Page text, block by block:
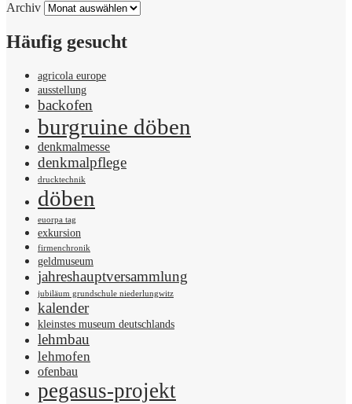
Archiv
Häufig gesucht
agricola europe
ausstellung
backofen
burgruine döben
denkmalmesse
denkmalpflege
drucktechnik
döben
euorpa tag
exkursion
firmenchronik
geldmuseum
jahreshauptversammlung
jubiläum grundschule niederlungwitz
kalender
kleinstes museum deutschlands
lehmbau
lehmofen
ofenbau
pegasus-projekt